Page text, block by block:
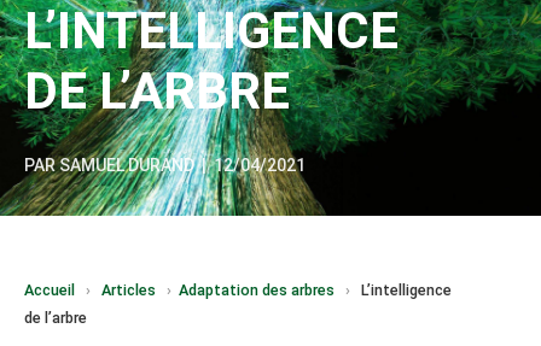
L’INTELLIGENCE
DE L’ARBRE
PARSAMUEL DURAND|12/04/2021
Accueil › Articles › Adaptation des arbres ›
L’intelligence
de l’arbre